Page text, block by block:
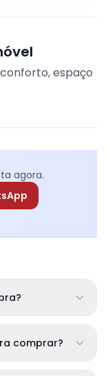
espaço
agora.
comprar?